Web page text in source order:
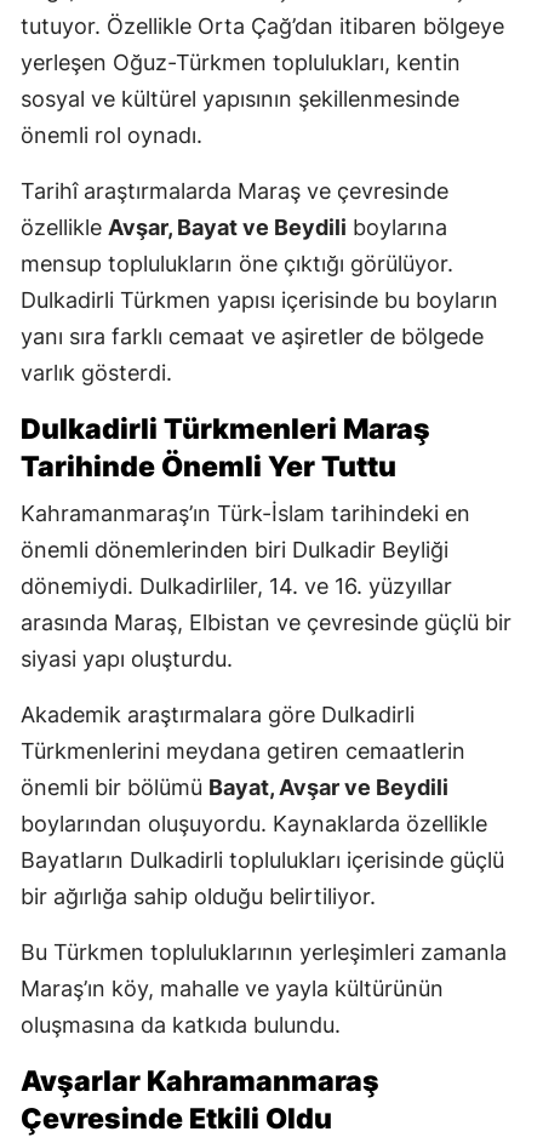
tutuyor. Özellikle Orta Çağ’dan itibaren bölgeye
yerleşen Oğuz-Türkmen toplulukları, kentin
sosyal ve kültürel yapısının şekillenmesinde
önemli rol oynadı.
Tarihî araştırmalarda Maraş ve çevresinde
özellikle Avşar, Bayat ve Beydili boylarına
mensup toplulukların öne çıktığı görülüyor.
Dulkadirli Türkmen yapısı içerisinde bu boyların
yanı sıra farklı cemaat ve aşiretler de bölgede
varlık gösterdi.
Dulkadirli Türkmenleri Maraş
Tarihinde Önemli Yer Tuttu
Kahramanmaraş’ın Türk-İslam tarihindeki en
önemli dönemlerinden biri Dulkadir Beyliği
dönemiydi. Dulkadirliler, 14. ve 16. yüzyıllar
arasında Maraş, Elbistan ve çevresinde güçlü bir
siyasi yapı oluşturdu.
Akademik araştırmalara göre Dulkadirli
Türkmenlerini meydana getiren cemaatlerin
önemli bir bölümü Bayat, Avşar ve Beydili
boylarından oluşuyordu. Kaynaklarda özellikle
Bayatların Dulkadirli toplulukları içerisinde güçlü
bir ağırlığa sahip olduğu belirtiliyor.
Bu Türkmen topluluklarının yerleşimleri zamanla
Maraş’ın köy, mahalle ve yayla kültürünün
oluşmasına da katkıda bulundu.
Avşarlar Kahramanmaraş
Çevresinde Etkili Oldu